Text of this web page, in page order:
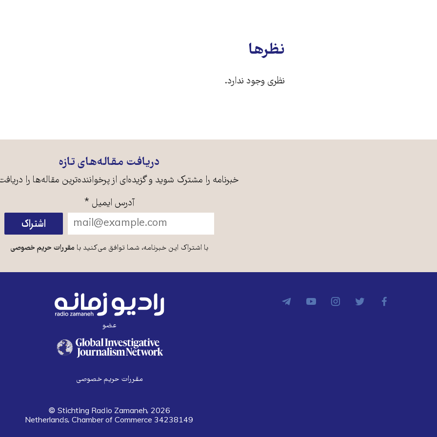
نظرها
نظری وجود ندارد.
دریافت مقاله‌های تازه
خبرنامه را مشترک شوید و گزیده‌ای از پرخواننده‌ترین مقاله‌ها را
آدرس ایمیل *
با اشتراک این خبرنامه، شما توافق می‌کنید با مقررات حریم خصوصی
عضو
مقررات حریم خصوصی
© Stichting Radio Zamaneh, 2026
Netherlands, Chamber of Commerce 34238149